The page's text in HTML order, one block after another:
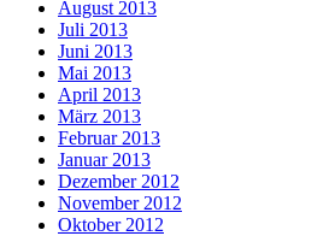
August 2013
Juli 2013
Juni 2013
Mai 2013
April 2013
März 2013
Februar 2013
Januar 2013
Dezember 2012
November 2012
Oktober 2012